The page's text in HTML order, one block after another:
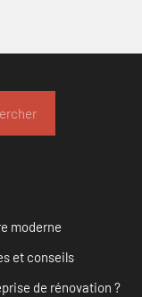
moderne
et conseils
de rénovation ?